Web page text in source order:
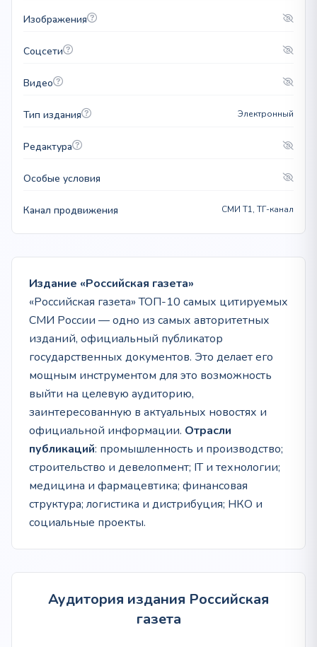
Изображения
Соцсети
Видео
Тип издания Электронный
Редактура
Особые условия
Канал продвижения СМИ T1, ТГ-канал
Издание «Российская газета»
«Российская газета» ТОП-10 самых цитируемых
СМИ России — одно из самых авторитетных
изданий, официальный публикатор
государственных документов. Это делает его
мощным инструментом для это возможность
выйти на целевую аудиторию,
заинтересованную в актуальных новостях и
официальной информации. Отрасли
публикаций: промышленность и производство;
строительство и девелопмент; IT и технологии;
медицина и фармацевтика; финансовая
структура; логистика и дистрибуция; НКО и
социальные проекты.
Аудитория издания Российская
газета